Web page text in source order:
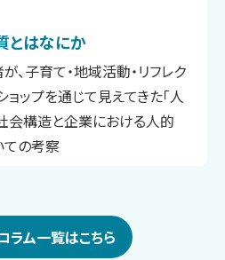
とはなにか
子育て・地域活動・リフレク
ップを通じて見えてきた「人
会構造と企業における人的
の考察
ラム一覧はこちら